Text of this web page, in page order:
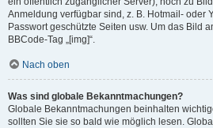
Anmeldung verfügbar sind, z. B. Hotmail- oder
Passwort geschützte Seiten usw. Um das Bild
BBCode-Tag „[img]“.
Nach oben
Was sind globale Bekanntmachungen?
Globale Bekanntmachungen beinhalten
sollten Sie sie so bald wie möglich lesen.